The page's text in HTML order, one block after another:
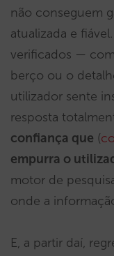
não conseguem
atualizada e
verificados —
berço ou o
utilizador sente
resposta
confiança que (
empurra o
motor de
onde a
E, a partir daí,